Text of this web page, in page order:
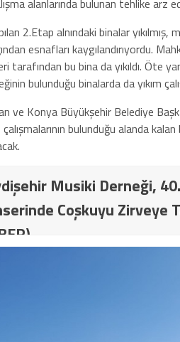
alanlarında bulunan tehlike arz
2.Etap alnındaki binalar
esnafları kaygılandırıyordu.
tarafından bu bina da yıkıldı. Öte
bulunduğu binalarda da yıkım
ve Konya Büyükşehir Belediye
bulunduğu alanda kalan
Musiki Derneği,
Coşkuyu Zirveye